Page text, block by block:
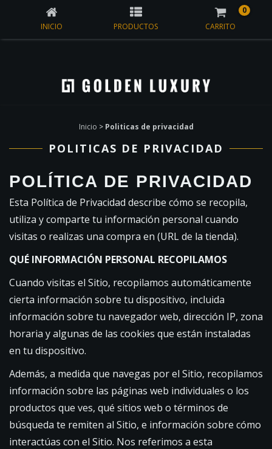
INICIO PRODUCTOS CARRITO
0
Inicio > Politicas de privacidad
POLITICAS DE PRIVACIDAD
POLÍTICA DE PRIVACIDAD
Esta Política de Privacidad describe cómo se recopila,
utiliza y comparte tu información personal cuando
visitas o realizas una compra en (URL de la tienda).
QUÉ INFORMACIÓN PERSONAL RECOPILAMOS
Cuando visitas el Sitio, recopilamos automáticamente
cierta información sobre tu dispositivo, incluida
información sobre tu navegador web, dirección IP, zona
horaria y algunas de las cookies que están instaladas
en tu dispositivo.
Además, a medida que navegas por el Sitio, recopilamos
información sobre las páginas web individuales o los
productos que ves, qué sitios web o términos de
búsqueda te remiten al Sitio, e información sobre cómo
interactúas con el Sitio. Nos referimos a esta